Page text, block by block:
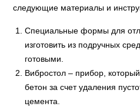
следующие материалы и
Специальные формы для
изготовить из подручных
готовыми.
Вибростол – прибор,
бетон за счет удаления
цемента.